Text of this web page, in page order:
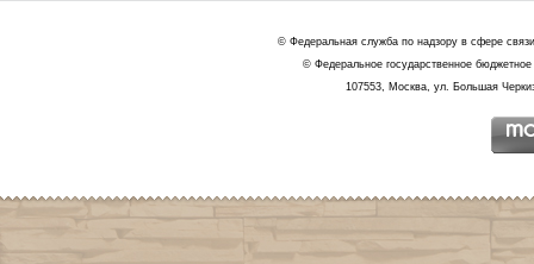
© Федеральная служба по надзору в сфере
© Федеральное государственное
107553, Москва, ул. Большая